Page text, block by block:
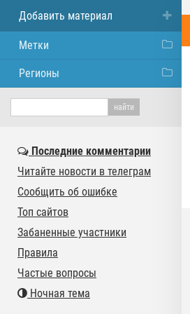
Добавить материал
Метки
Регионы
Последние комментарии
Читайте новости в телеграм
Сообщить об ошибке
Топ сайтов
Забаненные участники
Правила
Частые вопросы
Ночная тема